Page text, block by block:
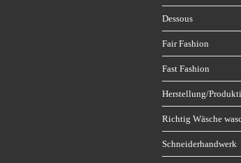
Dessous
Fair Fashion
Fast Fashion
Herstellung/
Richtig Wäsche
Schneiderhandwerk